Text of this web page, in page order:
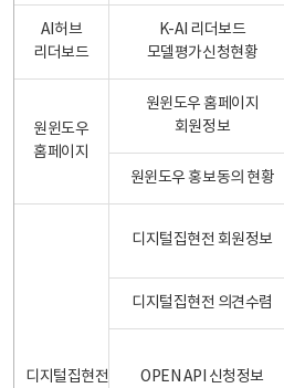
AI허브
리더보드
K-AI 리더보드
모델평가신청현황
원윈도우
홈페이지
원윈도우 홈페이지
회원정보
원윈도우 홍보동의 현황
디지털집현전
디지털집현전 회원정보
디지털집현전 의견수렴
OPEN API 신청정보